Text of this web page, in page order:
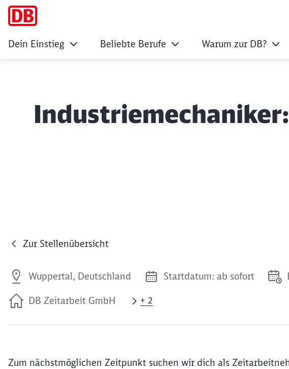
Dein Einstieg Beliebte Berufe Warum zur DB?
Zur Stellenübersicht
Wuppertal, Deutschland Startdatum: ab sofort
DB Zeitarbeit GmbH + 2
Zum nächstmöglichen Zeitpunkt suchen wir dich als